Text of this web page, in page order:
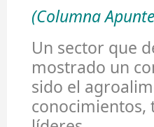
(Columna
Un sector que
mostrado un
sido el
conocimientos,